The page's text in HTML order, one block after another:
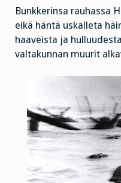
Bunkkerinsa rauhassa
eikä häntä uskalleta
haaveista ja
valtakunnan muurit